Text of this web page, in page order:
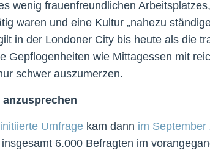
wenig frauenfreundlichen
waren und eine Kultur „nahezu
in der Londoner City bis heute als die
Gepflogenheiten wie Mittagessen mit
schwer auszumerzen.
Umfrage kam dann im
6.000 Befragten im